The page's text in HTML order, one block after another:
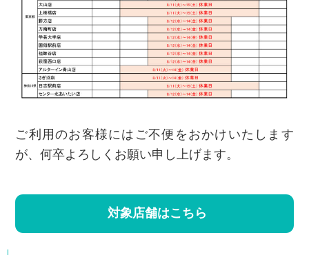
ご利用のお客様にはご不便をおかけいたします
が、何卒よろしくお願い申し上げます。
対象店舗はこちら